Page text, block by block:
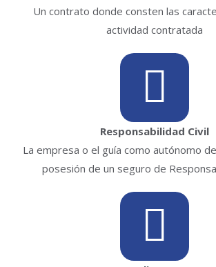
Un contrato donde consten las
actividad contratada
Responsabilidad Civil
La empresa o el guía como autónomo
posesión de un seguro de